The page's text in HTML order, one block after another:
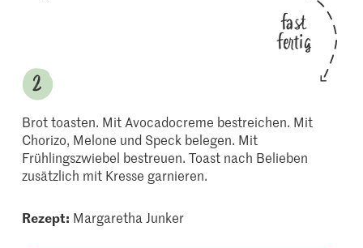
fast
fertig
Brot toasten. Mit Avocadocreme bestreichen. Mit
Chorizo, Melone und Speck belegen. Mit
Frühlingszwiebel bestreuen. Toast nach Belieben
zusätzlich mit Kresse garnieren.
Rezept: Margaretha Junker